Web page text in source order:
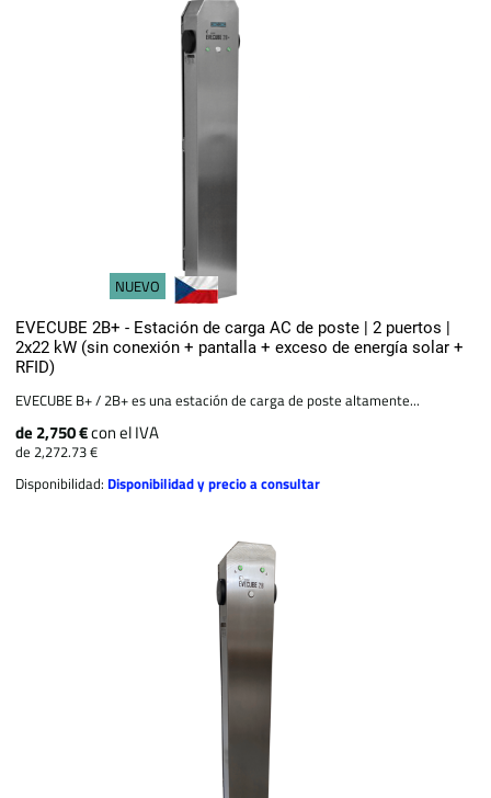
NUEVO
EVECUBE 2B+ - Estación de carga AC de poste | 2 puertos |
2x22 kW (sin conexión + pantalla + exceso de energía solar +
RFID)
EVECUBE B+ / 2B+ es una estación de carga de poste altamente...
de 2,750 €con el IVA
de 2,272.73 €
Disponibilidad: Disponibilidad y precio a consultar